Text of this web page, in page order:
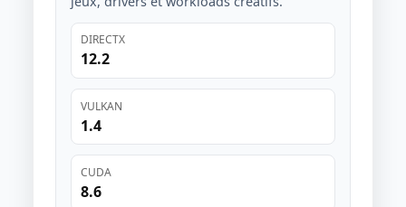
DIRECTX
12.2
VULKAN
1.4
CUDA
8.6